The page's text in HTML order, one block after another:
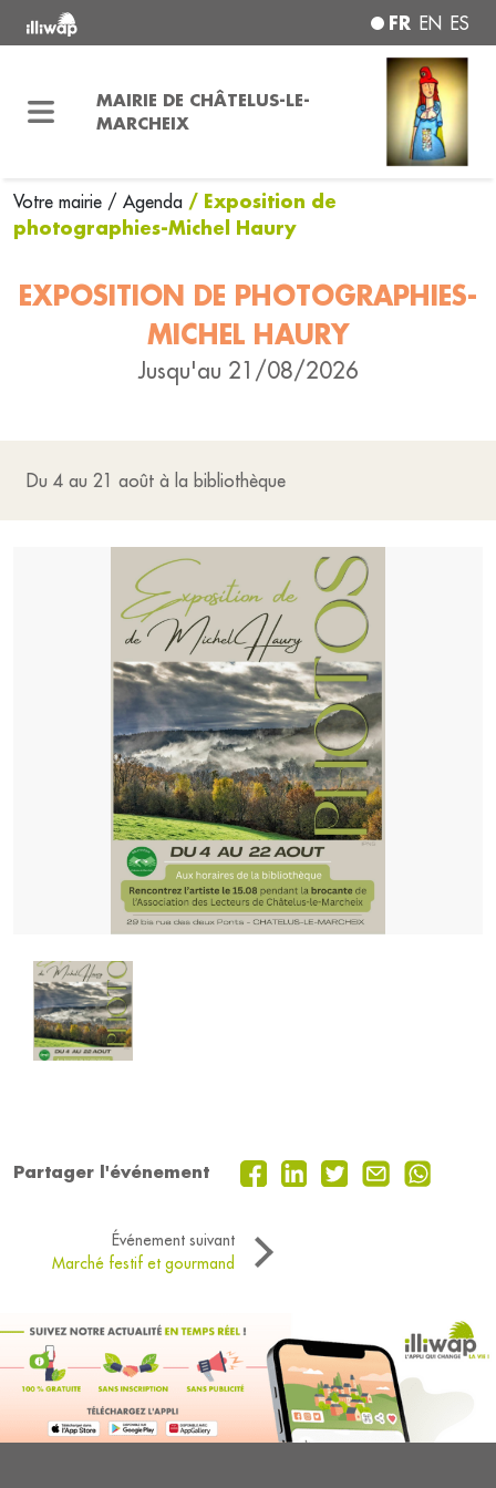
FR EN ES
MAIRIE DE CHÂTELUS-LE-
MARCHEIX
Votre mairie / Agenda / Exposition de
photographies-Michel Haury
EXPOSITION DE PHOTOGRAPHIES-
MICHEL HAURY
Jusqu'au 21/08/2026
Du 4 au 21 août à la bibliothèque
Partager l'événement
Événement suivant
Marché festif et gourmand